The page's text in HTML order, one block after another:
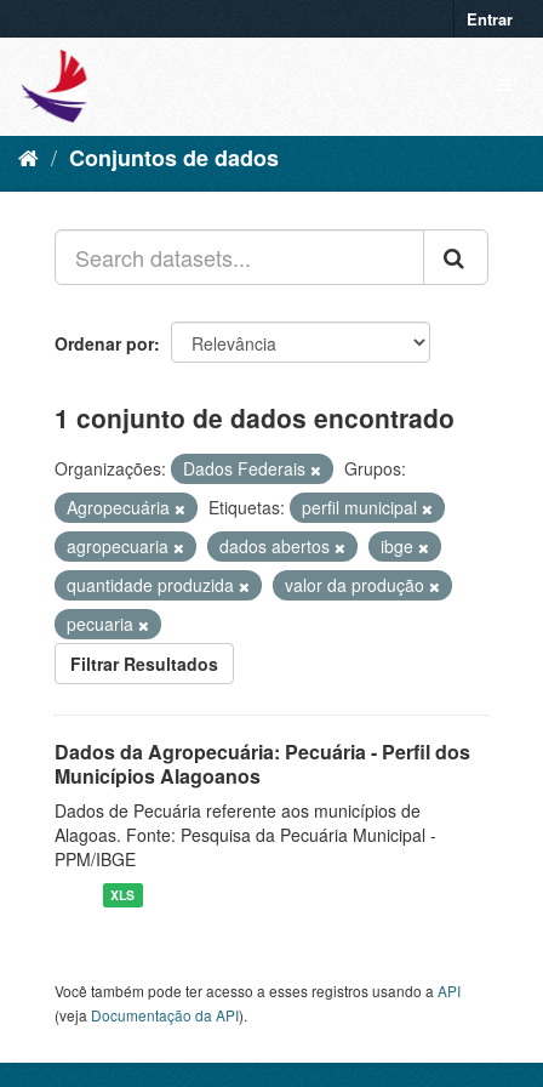
Entrar
Conjuntos de dados
Ordenar por
1 conjunto de dados encontrado
Organizações: Dados Federais
Grupos:
Agropecuária
Etiquetas:
perfil municipal
agropecuaria
dados abertos
ibge
quantidade produzida
valor da produção
pecuaria
Filtrar Resultados
Dados da Agropecuária: Pecuária - Perfil dos
Municípios Alagoanos
Dados de Pecuária referente aos municípios de
Alagoas. Fonte: Pesquisa da Pecuária Municipal -
PPM/IBGE
XLS
Você também pode ter acesso a esses registros usando a API
(veja Documentação da API).